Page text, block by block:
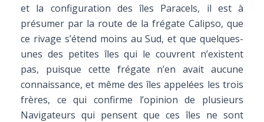
et la configuration des îles Paracels, il est à
présumer par la route de la frégate Calipso, que
ce rivage s’étend moins au Sud, et que quelques-
unes des petites îles qui le couvrent n’existent
pas, puisque cette frégate n’en avait aucune
connaissance, et même des îles appelées les trois
frères, ce qui confirme l’opinion de plusieurs
Navigateurs qui pensent que ces îles ne sont